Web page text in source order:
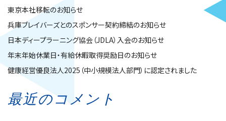
東京本社移転のお知らせ
兵庫ブレイバーズとのスポンサー契約締結のお知らせ
日本ディープラーニング協会（JDLA）入会のお知らせ
年末年始休業日・有給休暇取得奨励日のお知らせ
健康経営優良法人2025（中小規模法人部門）に認定されました
最近のコメント